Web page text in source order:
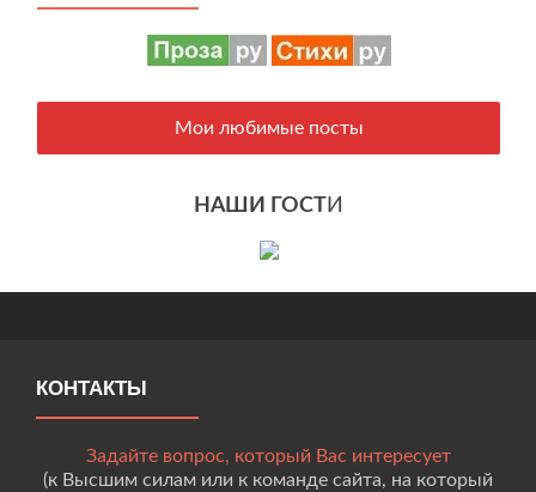
Мои любимые посты
НАШИ ГОСТИ
КОНТАКТЫ
Задайте вопрос, который Вас интересует
(к Высшим силам или к команде сайта, на который